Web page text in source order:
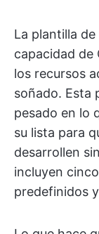
La plantilla
capacidad de
los recursos
soñado. Esta
pesado en lo
su lista para
desarrollen
incluyen
predefinidos